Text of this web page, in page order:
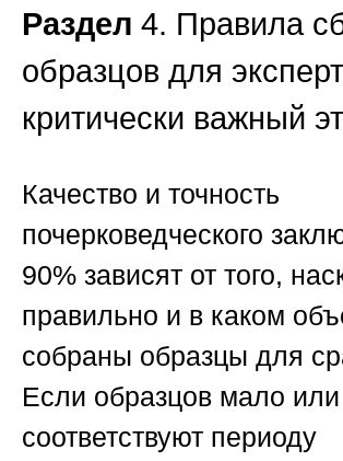
Раздел 4. Правила
образцов для
критически важный
Качество и точность
почерковедческого
90% зависят от того,
правильно и в каком
собраны образцы для
Если образцов мало
соответствуют периоду